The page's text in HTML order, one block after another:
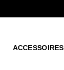
ACCESSOIRES